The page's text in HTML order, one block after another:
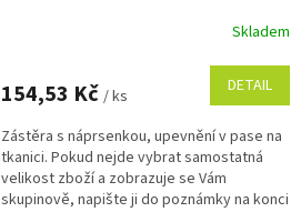
Skladem
154,53 Kč / ks DETAIL
Zástěra s náprsenkou, upevnění v pase na
tkanici. Pokud nejde vybrat samostatná
velikost zboží a zobrazuje se Vám
skupinově, napište ji do poznámky na konci